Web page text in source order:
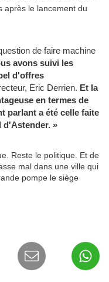
après le lancement du
de faire machine
avons suivi les
d'offres
Eric Derrien. Et la
en termes de
parlant a été celle faite
d'Astender. »
Reste le politique. Et de
mal dans une ville qui
pompe le siège